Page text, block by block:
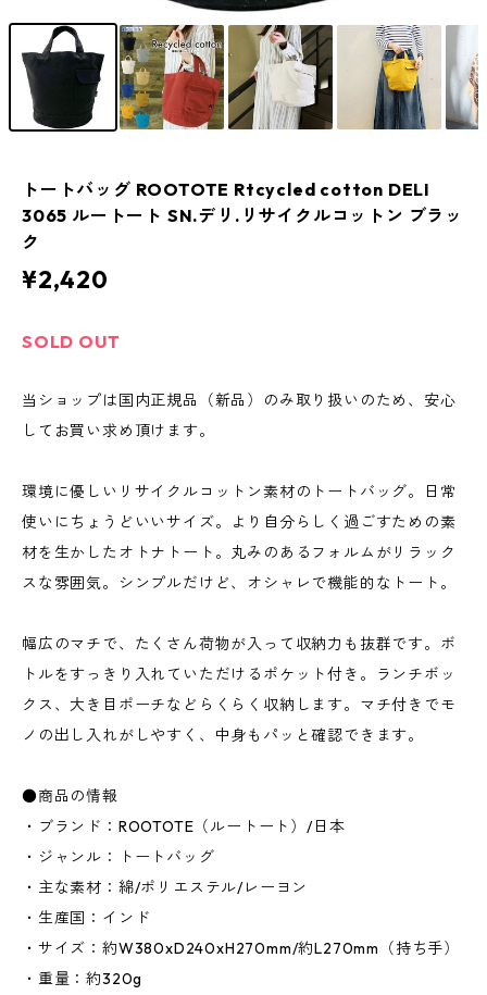
トートバッグ ROOTOTE Rtcycled cotton DELI
3065 ルートート SN.デリ.リサイクルコットン ブラッ
ク
¥2,420
SOLD OUT
当ショップは国内正規品（新品）のみ取り扱いのため、安心
してお買い求め頂けます。
環境に優しいリサイクルコットン素材のトートバッグ。日常
使いにちょうどいいサイズ。より自分らしく過ごすための素
材を生かしたオトナトート。丸みのあるフォルムがリラック
スな雰囲気。シンプルだけど、オシャレで機能的なトート。
幅広のマチで、たくさん荷物が入って収納力も抜群です。ボ
トルをすっきり入れていただけるポケット付き。ランチボッ
クス、大き目ポーチなどらくらく収納します。マチ付きでモ
ノの出し入れがしやすく、中身もパッと確認できます。
●商品の情報
・ブランド：ROOTOTE（ルートート）/日本
・ジャンル：トートバッグ
・主な素材：綿/ポリエステル/レーヨン
・生産国：インド
・サイズ：約W380xD240xH270mm/約L270mm（持ち手）
・重量：約320g